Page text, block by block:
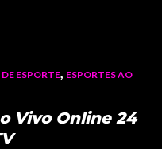
ESPORTE, ESPORTES AO
Vivo Online 24